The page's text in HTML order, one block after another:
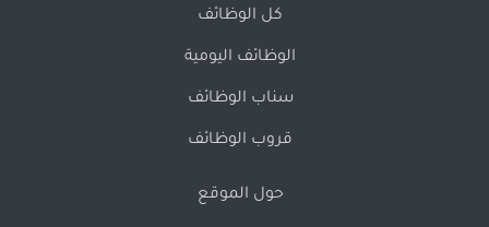
كل الوظائف
الوظائف اليومية
سناب الوظائف
قروب الوظائف
حول الموقع